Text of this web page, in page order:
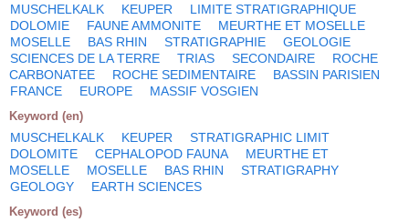
MUSCHELKALK KEUPER
LIMITE STRATIGRAPHIQUE
DOLOMIE
FAUNE AMMONITE
MEURTHE ET MOSELLE
MOSELLE
BAS RHIN STRATIGRAPHIE
GEOLOGIE
SCIENCES DE LA TERRE
TRIAS SECONDAIRE
ROCHE
CARBONATEE
ROCHE SEDIMENTAIRE
BASSIN PARISIEN
FRANCE
EUROPE MASSIF VOSGIEN
Keyword (en)
MUSCHELKALK KEUPER
STRATIGRAPHIC LIMIT
DOLOMITE
CEPHALOPOD FAUNA
MEURTHE ET
MOSELLE
MOSELLE BAS RHIN
STRATIGRAPHY
GEOLOGY
EARTH SCIENCES
Keyword (es)